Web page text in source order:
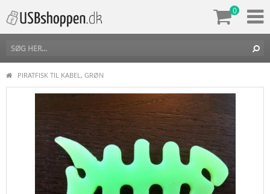
0
PIRATFISK TIL KABEL, GRØN